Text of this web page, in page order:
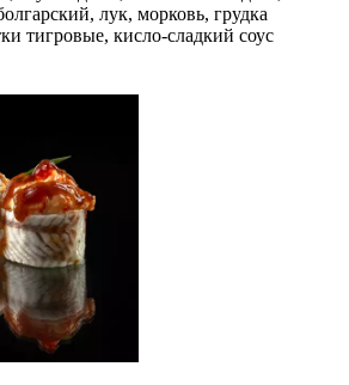
лук, морковь, грудка
тигровые, кисло-сладкий соус